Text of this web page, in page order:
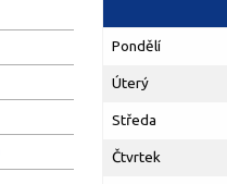
Pondělí
Úterý
Středa
Čtvrtek